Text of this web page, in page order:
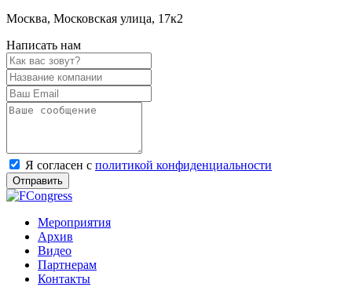
Москва, Московская улица, 17к2
Написать нам
Я согласен с политикой конфиденциальности
Отправить
Мероприятия
Архив
Видео
Партнерам
Контакты